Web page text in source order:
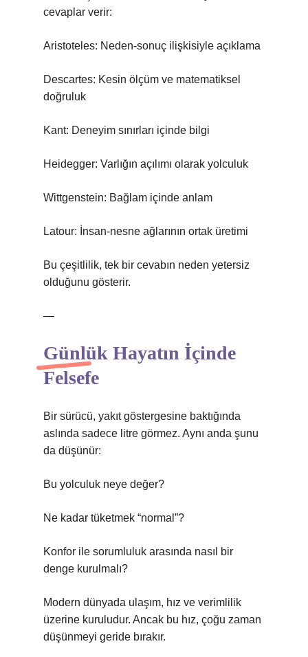
cevaplar verir:
Aristoteles: Neden-sonuç ilişkisiyle açıklama
Descartes: Kesin ölçüm ve matematiksel
doğruluk
Kant: Deneyim sınırları içinde bilgi
Heidegger: Varlığın açılımı olarak yolculuk
Wittgenstein: Bağlam içinde anlam
Latour: İnsan-nesne ağlarının ortak üretimi
Bu çeşitlilik, tek bir cevabın neden yetersiz
olduğunu gösterir.
—
Günlük Hayatın İçinde
Felsefe
Bir sürücü, yakıt göstergesine baktığında
aslında sadece litre görmez. Aynı anda şunu
da düşünür:
Bu yolculuk neye değer?
Ne kadar tüketmek “normal”?
Konfor ile sorumluluk arasında nasıl bir
denge kurulmalı?
Modern dünyada ulaşım, hız ve verimlilik
üzerine kuruludur. Ancak bu hız, çoğu zaman
düşünmeyi geride bırakır.